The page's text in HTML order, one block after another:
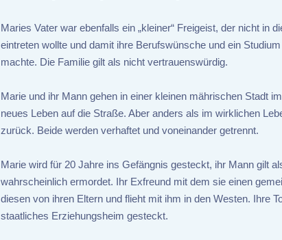
Maries Vater war ebenfalls ein „kleiner“ Freigeist, der nicht in
eintreten wollte und damit ihre Berufswünsche und ein
machte. Die Familie gilt als nicht vertrauenswürdig.
Marie und ihr Mann gehen in einer kleinen mährischen Stadt
neues Leben auf die Straße. Aber anders als im wirklichen
zurück. Beide werden verhaftet und voneinander getrennt.
Marie wird für 20 Jahre ins Gefängnis gesteckt, ihr Mann gilt
wahrscheinlich ermordet. Ihr Exfreund mit dem sie einen
diesen von ihren Eltern und flieht mit ihm in den Westen. Ihre
staatliches Erziehungsheim gesteckt.